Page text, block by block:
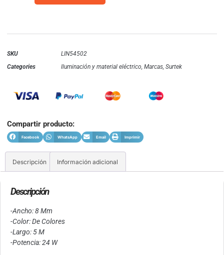
SKU
LIN54502
Categories
Iluminación y material eléctrico Marcas Surtek
Compartir producto:
Facebook WhatsApp Email Imprimir
Descripción Información adicional
Descripción
-Ancho: 8 Mm
-Color: De Colores
-Largo: 5 M
-Potencia: 24 W